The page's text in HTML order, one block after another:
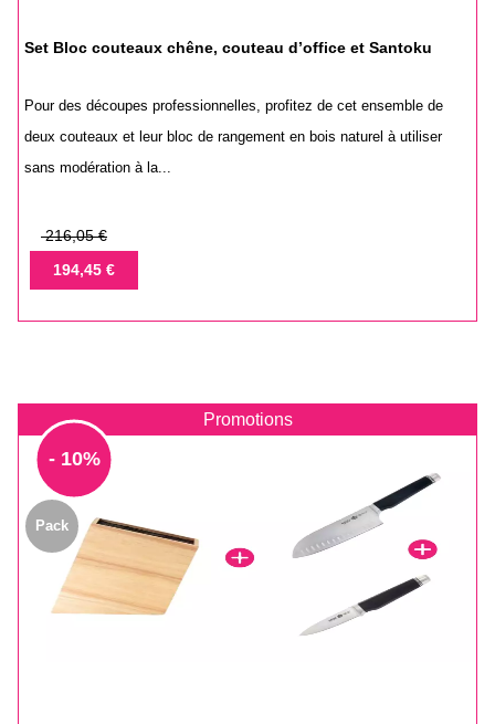
Set Bloc couteaux chêne, couteau d’office et Santoku
Pour des découpes professionnelles, profitez de cet ensemble de
deux couteaux et leur bloc de rangement en bois naturel à utiliser
sans modération à la...
Prix
base
216,05 €
Prix194,45 €
Promotions
- 10%
Pack